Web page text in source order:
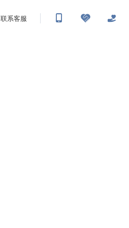
联系客服